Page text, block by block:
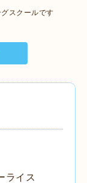
スクールです
ライス